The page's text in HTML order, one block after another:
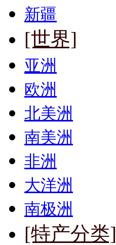
新疆
[世界]
亚洲
欧洲
北美洲
南美洲
非洲
大洋洲
南极洲
[特产分类]